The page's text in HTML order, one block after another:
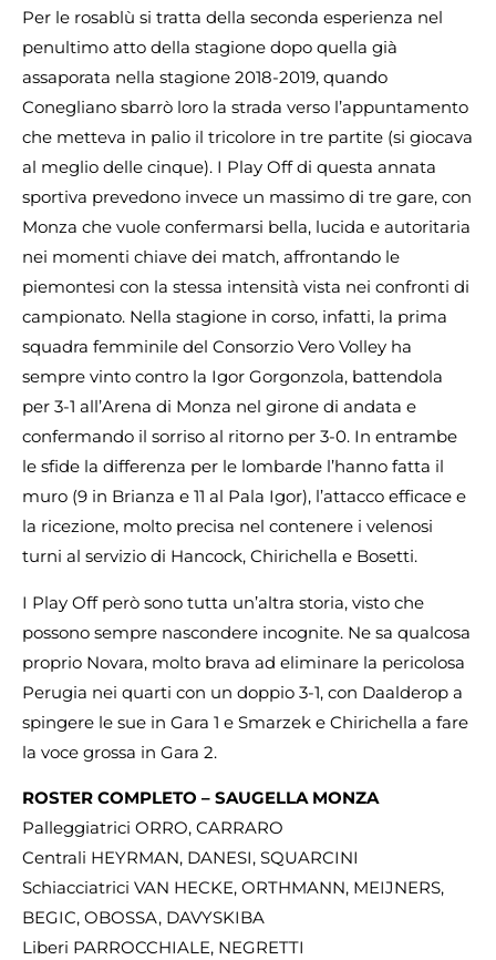
Per le rosablù si tratta della seconda esperienza nel
penultimo atto della stagione dopo quella già
assaporata nella stagione 2018-2019, quando
Conegliano sbarrò loro la strada verso l’appuntamento
che metteva in palio il tricolore in tre partite (si giocava
al meglio delle cinque). I Play Off di questa annata
sportiva prevedono invece un massimo di tre gare, con
Monza che vuole confermarsi bella, lucida e autoritaria
nei momenti chiave dei match, affrontando le
piemontesi con la stessa intensità vista nei confronti di
campionato. Nella stagione in corso, infatti, la prima
squadra femminile del Consorzio Vero Volley ha
sempre vinto contro la Igor Gorgonzola, battendola
per 3-1 all’Arena di Monza nel girone di andata e
confermando il sorriso al ritorno per 3-0. In entrambe
le sfide la differenza per le lombarde l’hanno fatta il
muro (9 in Brianza e 11 al Pala Igor), l’attacco efficace e
la ricezione, molto precisa nel contenere i velenosi
turni al servizio di Hancock, Chirichella e Bosetti.
I Play Off però sono tutta un’altra storia, visto che
possono sempre nascondere incognite. Ne sa qualcosa
proprio Novara, molto brava ad eliminare la pericolosa
Perugia nei quarti con un doppio 3-1, con Daalderop a
spingere le sue in Gara 1 e Smarzek e Chirichella a fare
la voce grossa in Gara 2.
ROSTER COMPLETO – SAUGELLA MONZA
Palleggiatrici ORRO, CARRARO
Centrali HEYRMAN, DANESI, SQUARCINI
Schiacciatrici VAN HECKE, ORTHMANN, MEIJNERS,
BEGIC, OBOSSA, DAVYSKIBA
Liberi PARROCCHIALE, NEGRETTI